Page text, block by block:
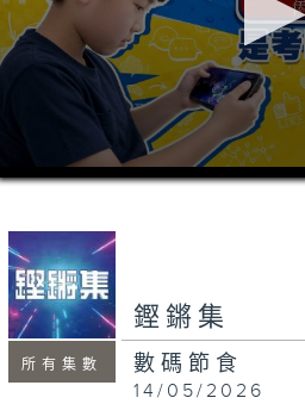
seconds
minutes,
16
seconds
所有集數
鏗鏘集
數碼節食
14/05/2026